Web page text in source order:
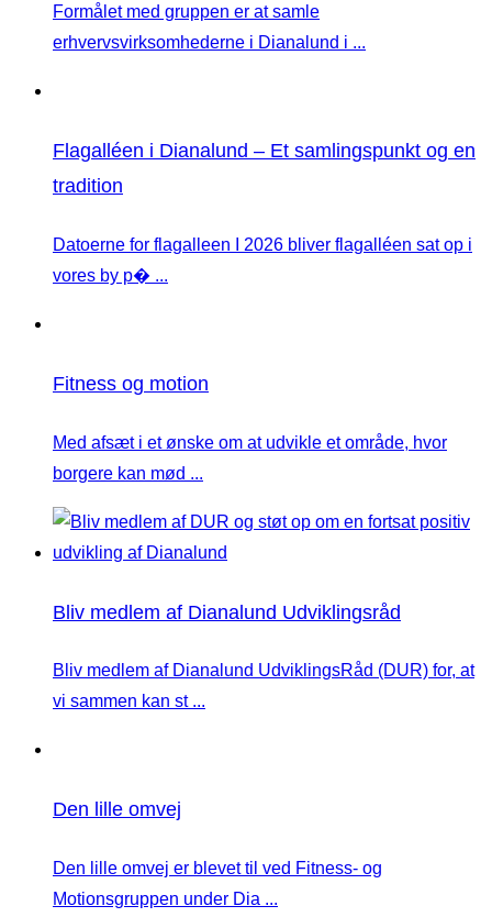
Formålet med gruppen er at samle
erhvervsvirksomhederne i Dianalund i ...
Flagalléen i Dianalund – Et samlingspunkt og en
tradition
Datoerne for flagalleen I 2026 bliver flagalléen sat op i
vores by p� ...
Fitness og motion
Med afsæt i et ønske om at udvikle et område, hvor
borgere kan mød ...
Bliv medlem af Dianalund Udviklingsråd
Bliv medlem af Dianalund UdviklingsRåd (DUR) for, at
vi sammen kan st ...
Den lille omvej
Den lille omvej er blevet til ved Fitness- og
Motionsgruppen under Dia ...